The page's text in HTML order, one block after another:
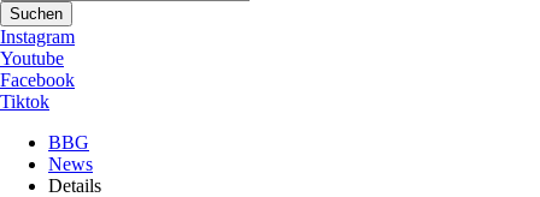
Suchen
Instagram
Youtube
Facebook
Tiktok
BBG
News
Details